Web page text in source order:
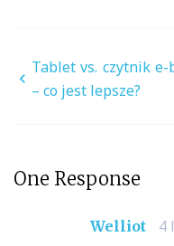
Nawigacja
wpisu
Tablet vs. czytnik e-
– co jest lepsze?
One Response
Welliot 4